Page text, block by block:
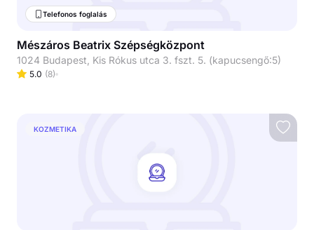
Telefonos foglalás
Mészáros Beatrix Szépségközpont
1024 Budapest, Kis Rókus utca 3. fszt. 5. (kapucsengő:5)
5.0 (8)
KOZMETIKA